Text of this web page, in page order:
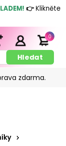
👉Klikněte
zdarma.
0